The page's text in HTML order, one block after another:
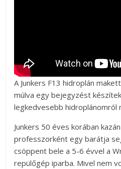
A Junkers F13 hidroplán
múlva egy bejegyzést
legkedvesebb hidroplánomról
Junkers 50 éves korában
professzorként egy barátja
csöppent bele a 5-6 évvel a
repülőgép iparba. Mivel nem